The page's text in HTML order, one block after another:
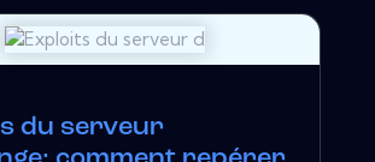
du serveur